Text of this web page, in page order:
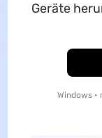
Geräte
Windows •